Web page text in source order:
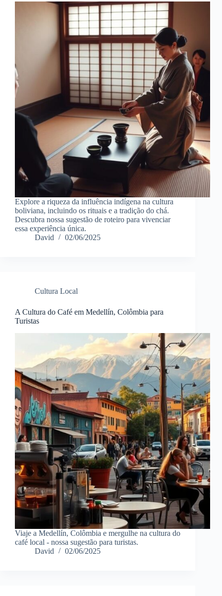
Explore a riqueza da influência indígena na cultura
boliviana, incluindo os rituais e a tradição do chá.
Descubra nossa sugestão de roteiro para vivenciar
essa experiência única.
David
02/06/2025
Cultura Local
A Cultura do Café em Medellín, Colômbia para
Turistas
Viaje a Medellín, Colômbia e mergulhe na cultura do
café local - nossa sugestão para turistas.
David
02/06/2025